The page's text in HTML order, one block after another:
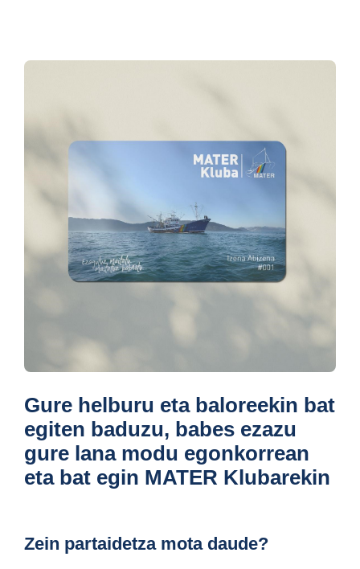
Gure helburu eta baloreekin bat
egiten baduzu, babes ezazu
gure lana modu egonkorrean
eta bat egin MATER Klubarekin
Zein partaidetza mota daude?